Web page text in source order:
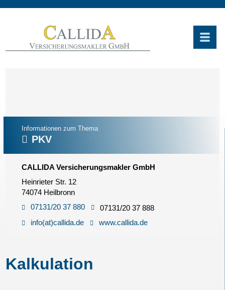
Informationen zum Thema
PKV
CALLIDA Versicherungsmakler GmbH
Heinrieter Str. 12
74074 Heilbronn
07131/20 37 880
07131/20 37 888
info(at)callida.de
www.callida.de
Kalkulation